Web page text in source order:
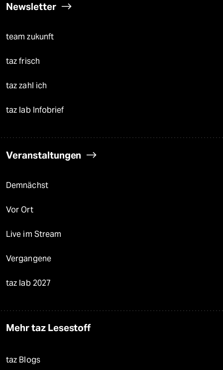
Newsletter
team zukunft
taz frisch
taz zahl ich
taz lab Infobrief
Veranstaltungen
Demnächst
Vor Ort
Live im Stream
Vergangene
taz lab 2027
Mehr taz Lesestoff
taz Blogs